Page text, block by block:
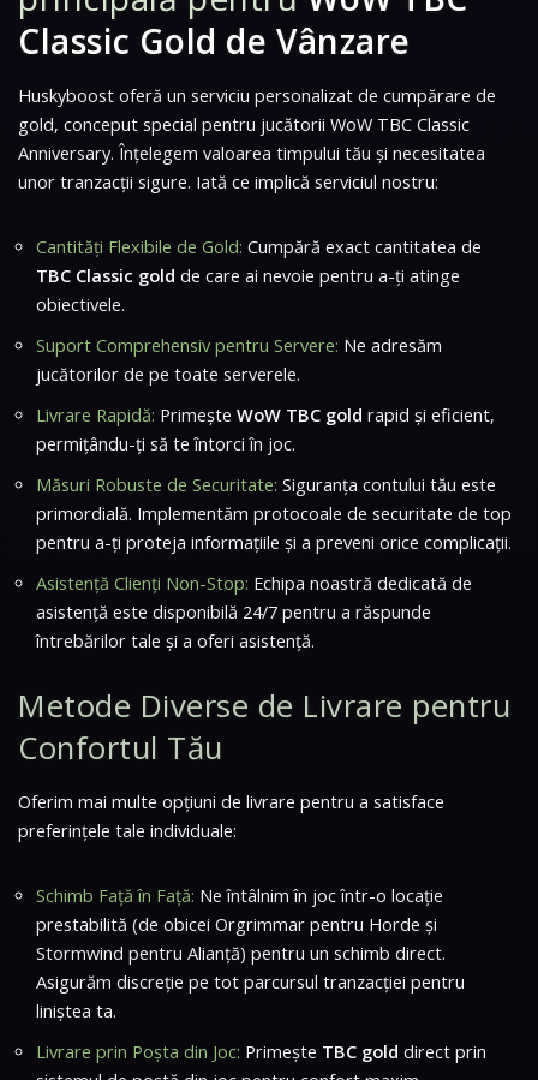
Classic Gold de Vânzare
Huskyboost oferă un serviciu personalizat de cumpărare de
gold, conceput special pentru jucătorii WoW TBC Classic
Anniversary. Înțelegem valoarea timpului tău și necesitatea
unor tranzacții sigure. Iată ce implică serviciul nostru:
Cantități Flexibile de Gold: Cumpără exact cantitatea de
TBC Classic gold de care ai nevoie pentru a-ți atinge
obiectivele.
Suport Comprehensiv pentru Servere: Ne adresăm
jucătorilor de pe toate serverele.
Livrare Rapidă: Primește WoW TBC gold rapid și eficient,
permițându-ți să te întorci în joc.
Măsuri Robuste de Securitate: Siguranța contului tău este
primordială. Implementăm protocoale de securitate de top
pentru a-ți proteja informațiile și a preveni orice complicații.
Asistență Clienți Non-Stop: Echipa noastră dedicată de
asistență este disponibilă 24/7 pentru a răspunde
întrebărilor tale și a oferi asistență.
Metode Diverse de Livrare pentru
Confortul Tău
Oferim mai multe opțiuni de livrare pentru a satisface
preferințele tale individuale:
Schimb Față în Față: Ne întâlnim în joc într-o locație
prestabilită (de obicei Orgrimmar pentru Horde și
Stormwind pentru Alianță) pentru un schimb direct.
Asigurăm discreție pe tot parcursul tranzacției pentru
liniștea ta.
Livrare prin Poșta din Joc: Primește TBC gold direct prin